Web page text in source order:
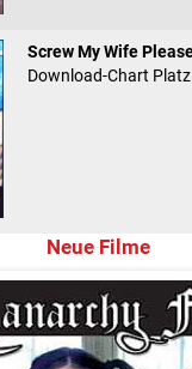
Screw My Wife
Download-Chart
Neue Filme